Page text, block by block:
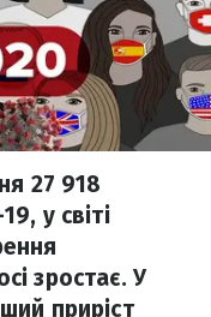
27 918
у світі
зростає. У
приріст